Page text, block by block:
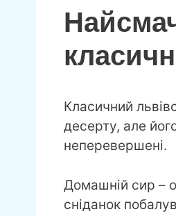
Класичний
десерту, але
неперевершені.
Домашній сир –
сніданок